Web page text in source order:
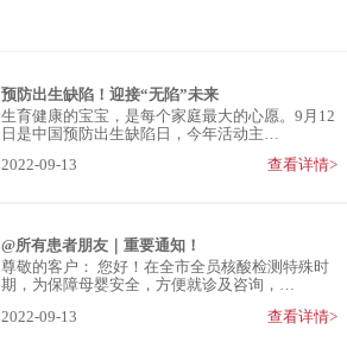
预防出生缺陷！迎接“无陷”未来
生育健康的宝宝，是每个家庭最大的心愿。9月12
日是中国预防出生缺陷日，今年活动主…
2022-09-13
查看详情>
@所有患者朋友｜重要通知！
尊敬的客户： 您好！在全市全员核酸检测特殊时
期，为保障母婴安全，方便就诊及咨询，…
2022-09-13
查看详情>